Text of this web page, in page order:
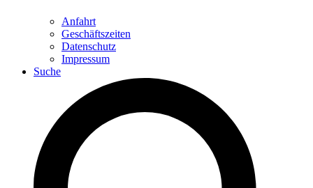
Anfahrt
Geschäftszeiten
Datenschutz
Impressum
Suche